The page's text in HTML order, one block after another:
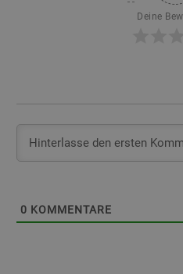
Deine
0 KOMMENTARE